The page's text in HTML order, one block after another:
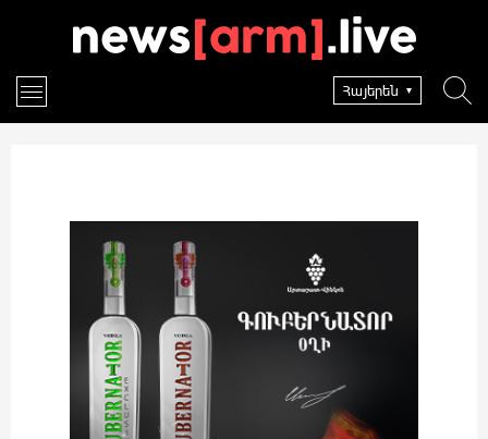
Հայերեն